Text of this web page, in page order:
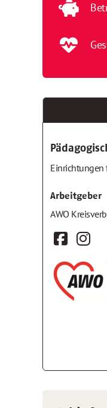
Einrichtungen
Arbeitgeber
AWO